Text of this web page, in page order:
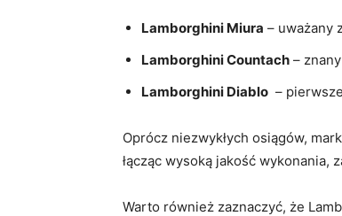
Lamborghini Miura – uważany
Lamborghini ⁣Countach –
Lamborghini Diablo
–
Oprócz niezwykłych osiągów,
łącząc wysoką jakość‌
Warto również ‌zaznaczyć,‌ że